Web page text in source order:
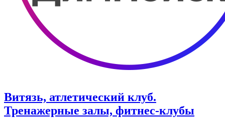
Витязь, атлетический клуб.
Тренажерные залы, фитнес-клубы